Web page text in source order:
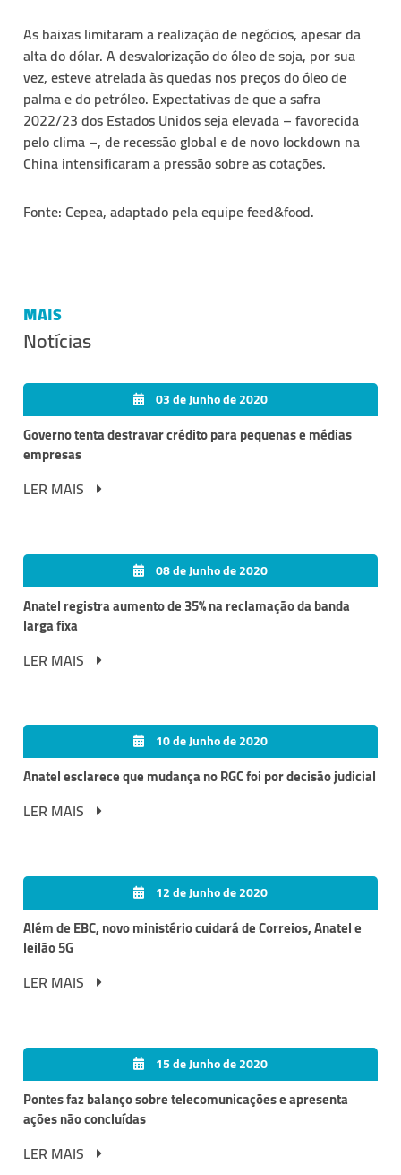
As baixas limitaram a realização de negócios, apesar da
alta do dólar. A desvalorização do óleo de soja, por sua
vez, esteve atrelada às quedas nos preços do óleo de
palma e do petróleo. Expectativas de que a safra
2022/23 dos Estados Unidos seja elevada – favorecida
pelo clima –, de recessão global e de novo lockdown na
China intensificaram a pressão sobre as cotações.
Fonte: Cepea, adaptado pela equipe feed&food.
MAIS
Notícias
03 de Junho de 2020
Governo tenta destravar crédito para pequenas e médias
empresas
LER MAIS
08 de Junho de 2020
Anatel registra aumento de 35% na reclamação da banda
larga fixa
LER MAIS
10 de Junho de 2020
Anatel esclarece que mudança no RGC foi por decisão judicial
LER MAIS
12 de Junho de 2020
Além de EBC, novo ministério cuidará de Correios, Anatel e
leilão 5G
LER MAIS
15 de Junho de 2020
Pontes faz balanço sobre telecomunicações e apresenta
ações não concluídas
LER MAIS